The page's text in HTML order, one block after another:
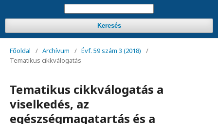
Keresés
Főoldal / Archívum / Évf. 59 szám 3 (2018)
/
Tematikus cikkválogatás
Tematikus cikkválogatás a
viselkedés, az
egészségmagatartás és a